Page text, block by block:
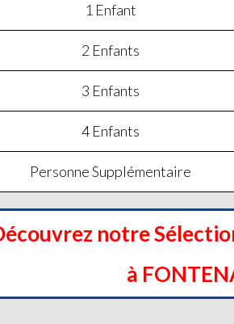
1 Enfant
2 Enfants
3 Enfants
4 Enfants
Personne Supplémentaire
notre
à